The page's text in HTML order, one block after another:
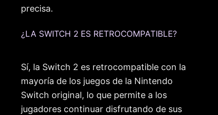
precisa.
¿LA SWITCH 2 ES RETROCOMPATIBLE?
Sí, la Switch 2 es retrocompatible con la
mayoría de los juegos de la Nintendo
Switch original, lo que permite a los
jugadores continuar disfrutando de sus